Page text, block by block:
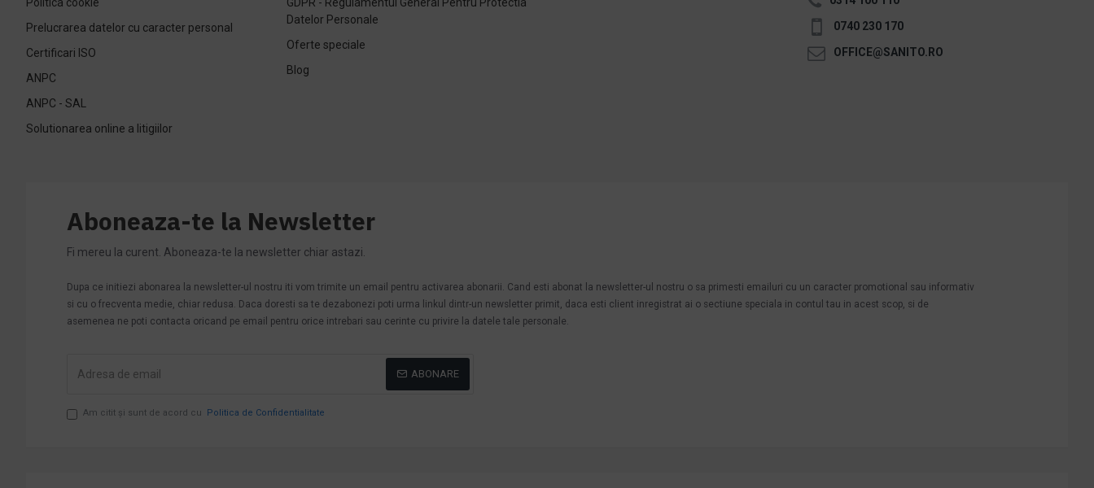
Prelucrarea datelor cu caracter personal
Certificari ISO
ANPC
ANPC - SAL
Solutionarea online a litigiilor
Datelor Personale
Oferte speciale
Blog
0740 230 170
OFFICE@SANITO.RO
Aboneaza-te la Newsletter
Fi mereu la curent. Aboneaza-te la newsletter chiar astazi.
Dupa ce initiezi abonarea la newsletter-ul nostru iti vom trimite un email pentru activarea abonarii. Cand esti abonat la newsletter-ul nostru o sa primesti emailuri cu un caracter promotional sau informativ
si cu o frecventa medie, chiar redusa. Daca doresti sa te dezabonezi poti urma linkul dintr-un newsletter primit, daca esti client inregistrat ai o sectiune speciala in contul tau in acest scop, si de
asemenea ne poti contacta oricand pe email pentru orice intrebari sau cerinte cu privire la datele tale personale.
ABONARE
Am citit şi sunt de acord cu Politica de Confidentialitate